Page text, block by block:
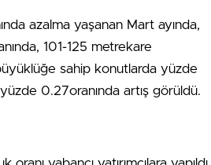
azalma yaşanan Mart ayında,
101-125 metrekare
sahip konutlarda yüzde
0.27oranında artış görüldü.